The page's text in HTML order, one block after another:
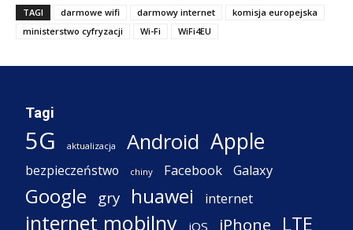
TAGI darmowe wifi darmowy internet
komisja europejska
ministerstwo cyfryzacji
Wi-Fi WiFi4EU
Tagi
5G aktualizacja Android Apple
bezpieczeństwo chiny Facebook Galaxy
Google gry huawei internet
internet mobilny iOS iPhone LTE